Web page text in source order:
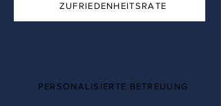
ZUFRIEDENHEITSRATE
PERSONALISIERTE BETREUUNG